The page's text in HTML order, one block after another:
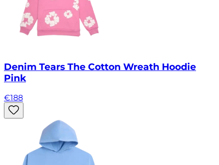
Denim Tears The Cotton Wreath Hoodie
Pink
€188